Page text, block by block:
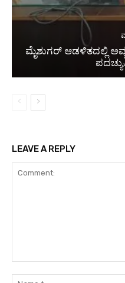
ಮೈಶುಗರ್ ಆಡಳಿತದಲ್ಲಿ
LEAVE A REPLY